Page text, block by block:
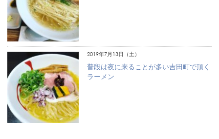
2019年7月13日（土）
普段は夜に来ることが多い吉田町で頂く
ラーメン